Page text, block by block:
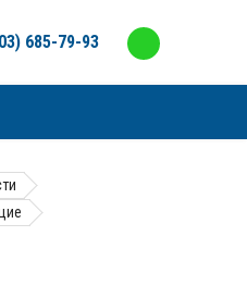
685-79-93